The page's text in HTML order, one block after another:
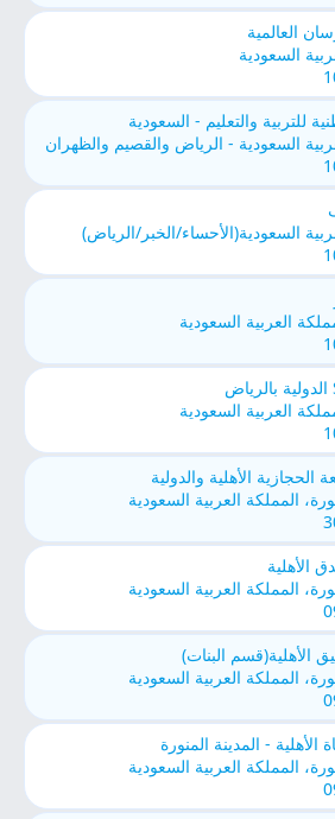
العالمية
السعودية
للتربية والتعليم - السعودية
السعودية - الرياض والقصيم والظهران
السعودية(الأحساء/الخبر/الرياض)
العربية السعودية
العربية السعودية
الأهلية والدولية
المملكة العربية السعودية
الأهلية
المملكة العربية السعودية
الأهلية(قسم البنات)
المملكة العربية السعودية
- المدينة المنورة
المملكة العربية السعودية